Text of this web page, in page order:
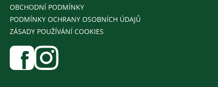
OBCHODNÍ PODMÍNKY
PODMÍNKY OCHRANY OSOBNÍCH ÚDAJŮ
ZÁSADY POUŽÍVÁNÍ COOKIES